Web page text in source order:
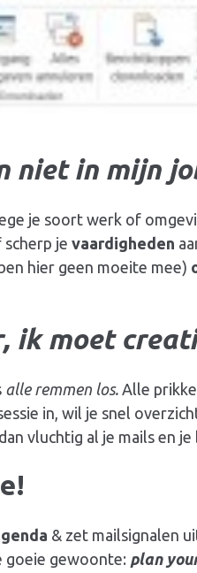
niet in mijn
je soort werk of
je vaardigheden
hier geen moeite mee)
ik moet
alle remmen los. Alle
in, wil je snel
vluchtig al je mails en
& zet mailsignalen
goeie gewoonte: plan